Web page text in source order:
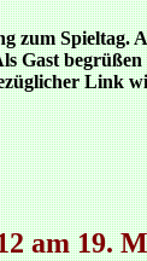
zum
Gast
Link
am 19.